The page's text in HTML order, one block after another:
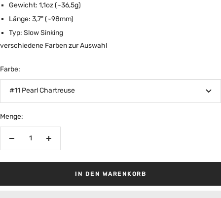
Gewicht: 1,1oz (~36,5g)
Länge: 3,7" (~98mm)
Typ: Slow Sinking
verschiedene Farben zur Auswahl
Farbe:
#11 Pearl Chartreuse
Menge:
Menge
Menge
IN DEN WARENKORB